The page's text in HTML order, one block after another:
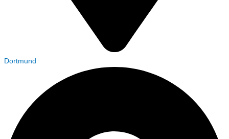
Dortmund